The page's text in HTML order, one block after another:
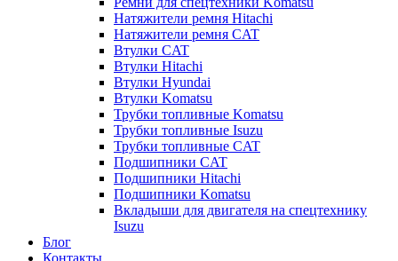
Натяжители ремня Hitachi
Натяжители ремня CAT
Втулки CAT
Втулки Hitachi
Втулки Hyundai
Втулки Komatsu
Трубки топливные Komatsu
Трубки топливные Isuzu
Трубки топливные CAT
Подшипники CAT
Подшипники Hitachi
Подшипники Komatsu
Вкладыши для двигателя на спецтехнику
Isuzu
Блог
Контакты